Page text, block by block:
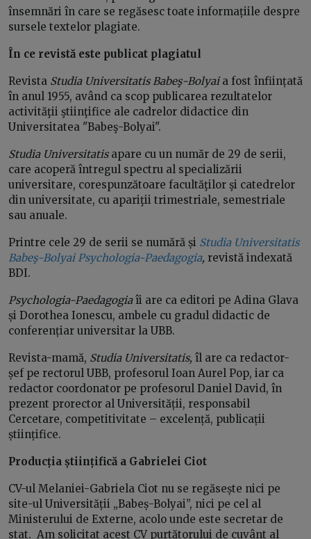
însemnări în care se regăsesc toate informațiile despre
sursele textelor plagiate.
În ce revistă este publicat plagiatul
Revista Studia Universitatis Babeş-Bolyaia fost înființată
în anul 1955, având ca scop publicarea rezultatelor
activităţii ştiinţifice ale cadrelor didactice din
Universitatea "Babeş-Bolyai".
Studia Universitatisapare cu un număr de 29 de serii,
care acoperă întregul spectru al specializării
universitare, corespunzătoare facultăţilor şi catedrelor
din universitate, cu apariţii trimestriale, semestriale
sau anuale.
Printre cele 29 de serii se numără și Studia Universitatis
Babeş-Bolyai Psychologia-Paedagogia, revistă indexată
BDI.
Psychologia-Paedagogiaîi are ca editori pe Adina Glava
și Dorothea Ionescu, ambele cu gradul didactic de
conferențiar universitar la UBB.
Revista-mamă, Studia Universitatis, îl are ca redactor-
șef pe rectorul UBB, profesorul Ioan Aurel Pop, iar ca
redactor coordonator pe profesorul Daniel David, în
prezent prorector al Universității, responsabil
Cercetare, competitivitate – excelență, publicații
științifice.
Producția științifică a Gabrielei Ciot
CV-ul Melaniei-Gabriela Ciot nu se regăsește nici pe
site-ul Universității „Babeș-Bolyai”, nici pe cel al
Ministerului de Externe, acolo unde este secretar de
stat. Am solicitat acest CV purtătorului de cuvânt al